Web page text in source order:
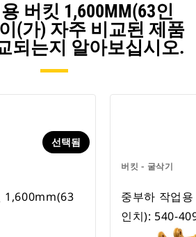
버킷 1,600MM(63인
(가) 자주 비교된 제품
되는지 알아보십시오.
선택됨
1,600mm(63
버킷 - 굴삭기
중부하 작업
인치): 540-